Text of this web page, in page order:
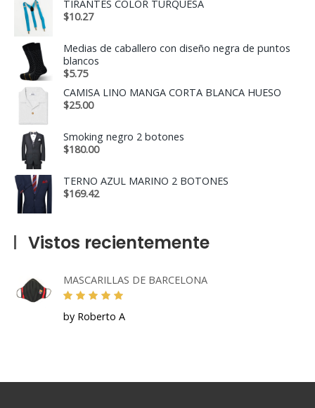
TIRANTES COLOR TURQUESA
$10.27
Medias de caballero con diseño negra de puntos
blancos
$5.75
CAMISA LINO MANGA CORTA BLANCA HUESO
$25.00
Smoking negro 2 botones
$180.00
TERNO AZUL MARINO 2 BOTONES
$169.42
Vistos recientemente
MASCARILLAS DE BARCELONA
by Roberto A